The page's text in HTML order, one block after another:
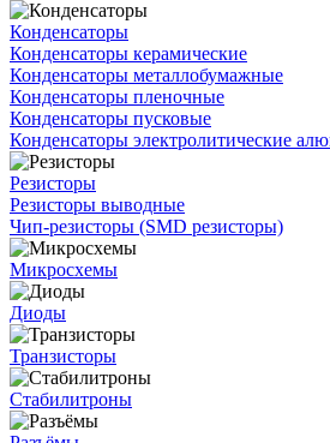
Конденсаторы
Конденсаторы керамические
Конденсаторы металлобумажные
Конденсаторы пленочные
Конденсаторы пусковые
Конденсаторы электролитические
Резисторы
Резисторы выводные
Чип-резисторы (SMD резисторы)
Микросхемы
Диоды
Транзисторы
Стабилитроны